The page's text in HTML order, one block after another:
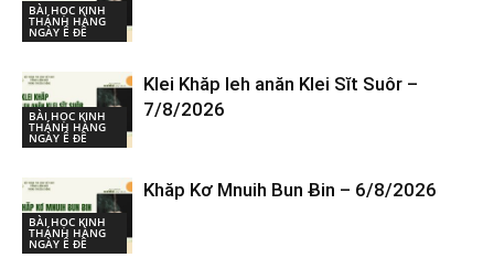
BÀI HỌC KINH
THÁNH HÀNG
NGÀY Ê ĐÊ
BÀI HỌC KINH
THÁNH HÀNG
NGÀY Ê ĐÊ
Klei Khăp leh anăn Klei Sĭt Suôr –
7/8/2026
BÀI HỌC KINH
THÁNH HÀNG
NGÀY Ê ĐÊ
Khăp Kơ Mnuih Bun Ƀin – 6/8/2026